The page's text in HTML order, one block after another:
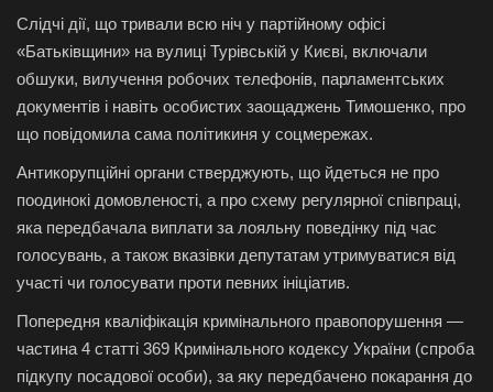
Слідчі дії, що тривали всю ніч у партійному офісі
«Батьківщини» на вулиці Турівській у Києві, включали
обшуки, вилучення робочих телефонів, парламентських
документів і навіть особистих заощаджень Тимошенко, про
що повідомила сама політикиня у соцмережах.
Антикорупційні органи стверджують, що йдеться не про
поодинокі домовленості, а про схему регулярної співпраці,
яка передбачала виплати за лояльну поведінку під час
голосувань, а також вказівки депутатам утримуватися від
участі чи голосувати проти певних ініціатив.
Попередня кваліфікація кримінального правопорушення —
частина 4 статті 369 Кримінального кодексу України (спроба
підкупу посадової особи), за яку передбачено покарання до